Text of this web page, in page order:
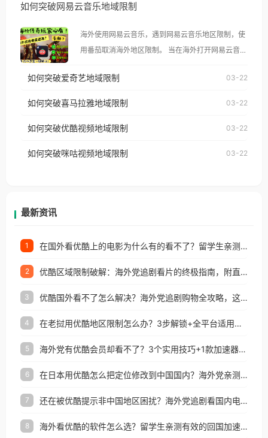
示语。 海外用户如香港、澳门、台湾、美国、加拿
像其他音乐平台一样，出现地区及版权限制问题，且
仅能在中国大陆地区播放。 遇到这个问题的朋友们，
使用番茄回国加速器，即可解决「海外用户收听腾讯
台湾、美国、加拿大、澳大利亚、欧洲等国家和地区
权限制所困扰。
如何突破网易云音乐地域限制
海外使用网易云音乐，遇到网易云音乐地区限制，使
用番茄取消海外地区限制。 当在海外打开网易云音
播放”的提示语。 海外用户如香港、澳门、台湾、美
国、加拿大、澳大利亚、欧洲等国家和地区时，网易
制问题，且仅能在中国大陆地区播放。 遇到这个问题
户收听网易云音乐地区版权限制」的问题，无论人在
如何突破爱奇艺地域限制 03-22
如何突破喜马拉雅地域限制 03-22
如何突破优酷视频地域限制 03-22
如何突破咪咕视频地域限制 03-22
最新资讯
1 在国外看优酷上的电影为什么有的看不了？留学生亲测有效的回国加速方案
2 优酷区域限制破解：海外党追剧看片的终极指南，附直播欧冠+1905电影网解决方案
3 优酷国外看不了怎么解决？海外党追剧购物全攻略，这招亲测有效！
4 在老挝用优酷地区限制怎么办？3步解锁+全平台适用的回国加速器指南
5 海外党有优酷会员却看不了？3个实用技巧+1款加速器解决追剧&金融APP难题
6 在日本用优酷怎么把定位修改到中国国内？海外党亲测有效的回国加速指南
7 还在被优酷提示非中国地区困扰？海外党追剧看国内电影的正确打开方式
8 海外看优酷的软件怎么选？留学生亲测有效的回国加速方案